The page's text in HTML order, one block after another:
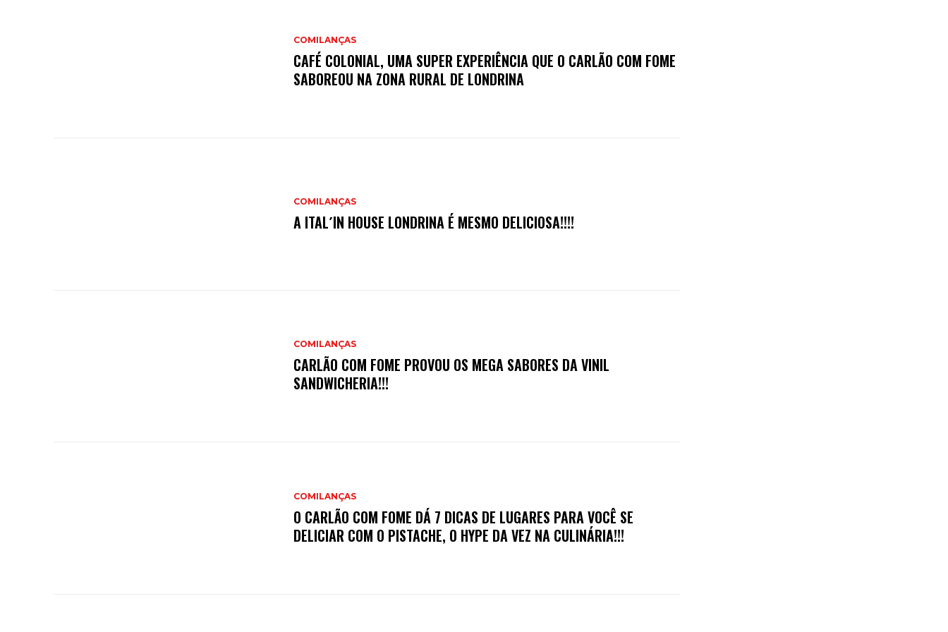
COMILANÇAS
CAFÉ COLONIAL, UMA SUPER EXPERIÊNCIA QUE O CARLÃO COM FOME
SABOREOU NA ZONA RURAL DE LONDRINA
COMILANÇAS
A ITAL´IN HOUSE LONDRINA É MESMO DELICIOSA!!!!
COMILANÇAS
CARLÃO COM FOME PROVOU OS MEGA SABORES DA VINIL
SANDWICHERIA!!!
COMILANÇAS
O CARLÃO COM FOME DÁ 7 DICAS DE LUGARES PARA VOCÊ SE
DELICIAR COM O PISTACHE, O HYPE DA VEZ NA CULINÁRIA!!!